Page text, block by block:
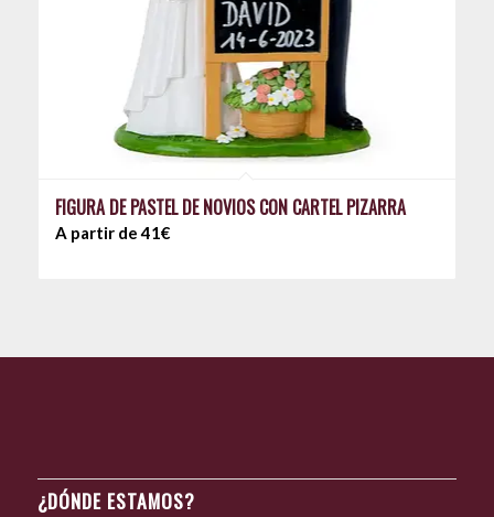
FIGURA DE PASTEL DE NOVIOS CON CARTEL PIZARRA
A partir de 41€
¿DÓNDE ESTAMOS?